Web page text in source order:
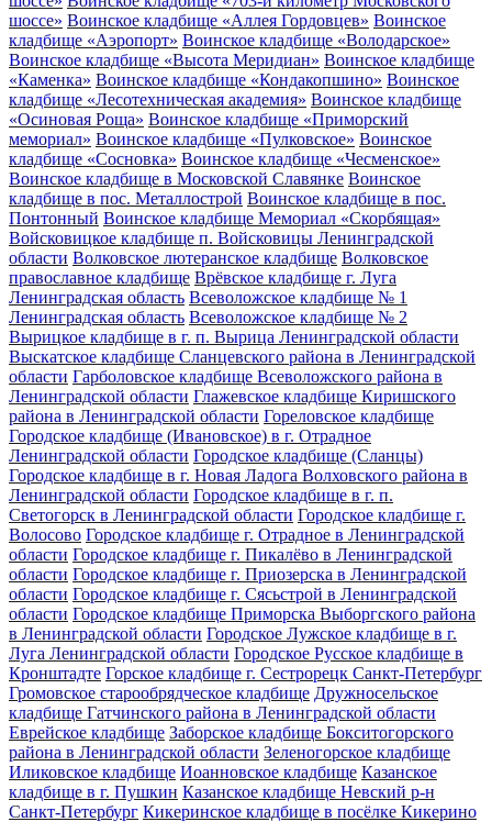
шоссе» Воинское кладбище «Аллея Гордовцев» Воинское
кладбище «Аэропорт» Воинское кладбище «Володарское»
Воинское кладбище «Высота Меридиан» Воинское кладбище
«Каменка» Воинское кладбище «Кондакопшино» Воинское
кладбище «Лесотехническая академия» Воинское кладбище
«Осиновая Роща» Воинское кладбище «Приморский
мемориал» Воинское кладбище «Пулковское» Воинское
кладбище «Сосновка» Воинское кладбище «Чесменское»
Воинское кладбище в Московской Славянке Воинское
кладбище в пос. Металлострой Воинское кладбище в пос.
Понтонный Воинское кладбище Мемориал «Скорбящая»
Войсковицкое кладбище п. Войсковицы Ленинградской
области Волковское лютеранское кладбище Волковское
православное кладбище Врёвское кладбище г. Луга
Ленинградская область Всеволожское кладбище № 1
Ленинградская область Всеволожское кладбище № 2
Вырицкое кладбище в г. п. Вырица Ленинградской области
Выскатское кладбище Сланцевского района в Ленинградской
области Гарболовское кладбище Всеволожского района в
Ленинградской области Глажевское кладбище Киришского
района в Ленинградской области Гореловское кладбище
Городское кладбище (Ивановское) в г. Отрадное
Ленинградской области Городское кладбище (Сланцы)
Городское кладбище в г. Новая Ладога Волховского района в
Ленинградской области Городское кладбище в г. п.
Светогорск в Ленинградской области Городское кладбище г.
Волосово Городское кладбище г. Отрадное в Ленинградской
области Городское кладбище г. Пикалёво в Ленинградской
области Городское кладбище г. Приозерска в Ленинградской
области Городское кладбище г. Сясьстрой в Ленинградской
области Городское кладбище Приморска Выборгского района
в Ленинградской области Городское Лужское кладбище в г.
Луга Ленинградской области Городское Русское кладбище в
Кронштадте Горское кладбище г. Сестрорецк Санкт-Петербург
Громовское старообрядческое кладбище Дружносельское
кладбище Гатчинского района в Ленинградской области
Еврейское кладбище Заборское кладбище Бокситогорского
района в Ленинградской области Зеленогорское кладбище
Иликовское кладбище Иоанновское кладбище Казанское
кладбище в г. Пушкин Казанское кладбище Невский р-н
Санкт-Петербург Кикеринское кладбище в посёлке Кикерино